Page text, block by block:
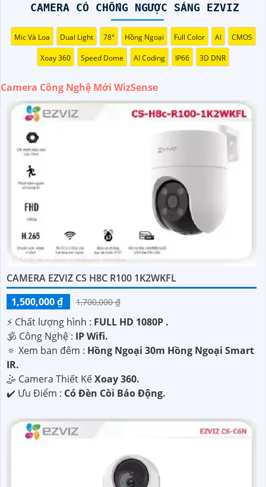
kiện ánh sáng yếu nhờ công nghệ Starlight và các tính
năng này giúp nâng cao hiệu quả giám sát và bảo vệ an
ninh tốt hơn.
CAMERA CÓ CHỐNG NGƯỢC SÁNG EZVIZ
Mic Và Loa Dual Light 78° Hồng Ngoại Full Color AI CMOS
Xoay 360 Speed Dome AI Coding IP66 3D DNR
Camera Công Nghệ Mới WizSense
CAMERA EZVIZ CS H8C R100 1K2WKFL
1,500,000 ₫
1,700,000 ₫
️⚡ Chất lượng hình : FULL HD 1080P .
🕉️ Công Nghệ : IP Wifi.
🔅 Xem ban đêm : Hồng Ngoại 30m Hồng Ngoại Smart
IR.
🤹 Camera Thiết KếXoay 360.
️✔️ Ưu Điểm : Có Đèn Còi Báo Động.